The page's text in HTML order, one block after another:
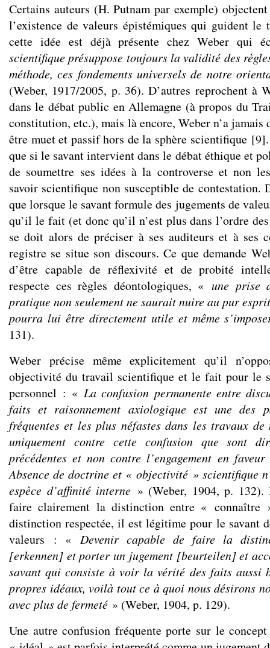
Certains auteurs (H. Putnam par exemple)
l’existence de valeurs épistémiques qui guident le
cette idée est déjà présente chez Weber
scientifique présuppose toujours la validité des
méthode, ces fondements universels de notre
(Weber, 1917/2005, p. 36). D’autres reprochent à
dans le débat public en Allemagne (à propos du
constitution, etc.), mais là encore, Weber n’a jamais
être muet et passif hors de la sphère scientifique[9]
que si le savant intervient dans le débat éthique et
de soumettre ses idées à la controverse et non
savoir scientifique non susceptible de contestation.
que lorsque le savant formule des jugements de
qu’il le fait (et donc qu’il n’est plus dans l’ordre
se doit alors de préciser à ses auditeurs et à ses
registre se situe son discours. Ce que demande
d’être capable de réflexivité et de probité
respecte ces règles déontologiques, « une prise
pratique non seulement ne saurait nuire au pur
pourra lui être directement utile et même
131).
Weber précise même explicitement qu’il
objectivité du travail scientifique et le fait pour le
personnel : « La confusion permanente entre
faits et raisonnement axiologique est une des
fréquentes et les plus néfastes dans les travaux de
uniquement contre cette confusion que sont
précédentes et non contrel’engagement en
Absence de doctrine et « objectivité » scientifique
espèce d’affinité interne » (Weber, 1904, p. 132).
faire clairement la distinction entre «
distinction respectée, il est légitime pour le savant
valeurs : « Devenir capable de faire la
[erkennen] et porter un jugement [beurteilen] et
savant qui consiste à voir la vérité des faits aussi
propres idéaux, voilà tout ce à quoi nous désirons
avec plus de fermeté » (Weber, 1904, p. 129).
Une autre confusion fréquente porte sur le